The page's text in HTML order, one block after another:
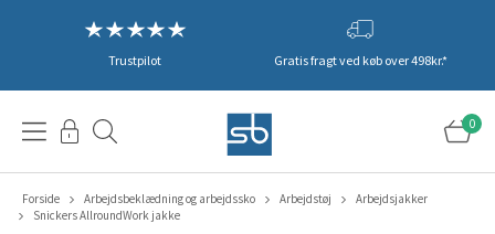
Trustpilot Gratis fragt ved køb over 498kr.*
0
Forside Arbejdsbeklædning og arbejdssko Arbejdstøj
Arbejdsjakker
Snickers AllroundWork jakke